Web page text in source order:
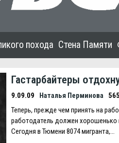
похода Стена Памяти
Гастарбайтеры
9.09.09 Наталья Перминова
Теперь, прежде чем принять на
работодатель должен хорошенько
Сегодня в Тюмени 8074 мигранта,…